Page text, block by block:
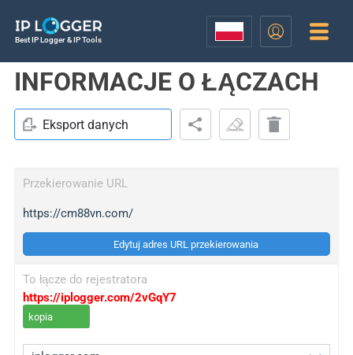
Best IP Logger & IP Tools
INFORMACJE O ŁĄCZACH
Eksport danych
Przekierowanie URL
https://cm88vn.com/
Edytuj adres URL przekierowania
To łącze do rejestratora
https://iplogger.com/2vGqY7
kopia